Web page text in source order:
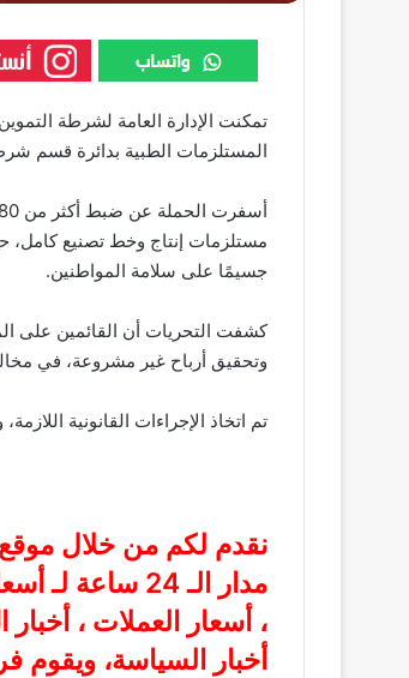
تمكنت الإدارة العامة لشرطة
المستلزمات الطبية بدائرة قسم
مستلزمات إنتاج وخط تصنيع كامل،
جسيمًا على سلامة المواطنين.
كشفت التحريات أن القائمين على
وتحقيق أرباح غير مشروعة، في
تم اتخاذ الإجراءات القانونية
نقدم لكم من خلال
مدار الـ 24
، أسعار العملات ،
أخبار السياسة، ويقوم